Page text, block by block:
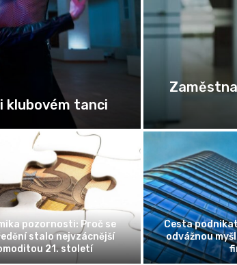
klubovém tanci
pozornosti: Proč se
stalo nejvzácnější
21. století
Cesta
odvážnou